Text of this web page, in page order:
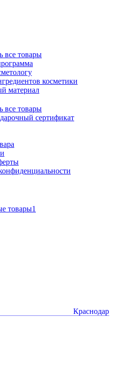
все товары
косметики
материал
все товары
сертификат
товары1
Краснодар